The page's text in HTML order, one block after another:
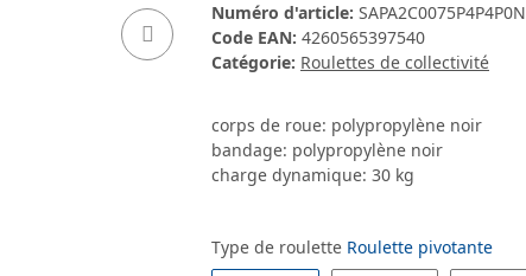
Numéro d'article: SAPA2C0075P4P4P0N
Code EAN: 4260565397540
Catégorie: Roulettes de collectivité
corps de roue: polypropylène noir
bandage: polypropylène noir
charge dynamique: 30 kg
Type de roulette Roulette pivotante